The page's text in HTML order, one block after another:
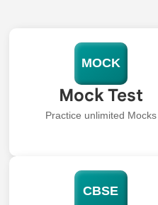
MOCK
Mock Test
Practice unlimited Mocks
CBSE